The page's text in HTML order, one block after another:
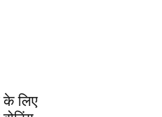
के लिए